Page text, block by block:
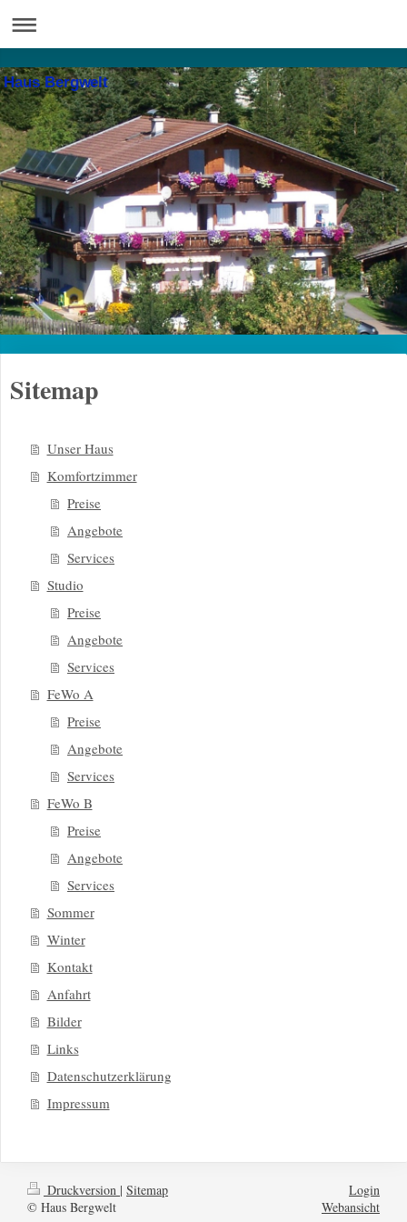
Haus Bergwelt
Sitemap
Unser Haus
Komfortzimmer
Preise
Angebote
Services
Studio
Preise
Angebote
Services
FeWo A
Preise
Angebote
Services
FeWo B
Preise
Angebote
Services
Sommer
Winter
Kontakt
Anfahrt
Bilder
Links
Datenschutzerklärung
Impressum
Druckversion | Sitemap
© Haus Bergwelt
Login
Webansicht